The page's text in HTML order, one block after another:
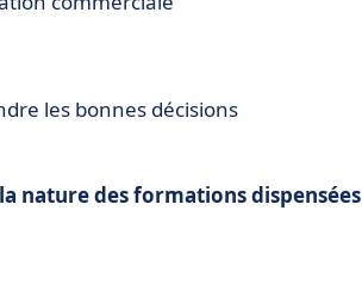
les bonnes décisions
nature des formations dispensées